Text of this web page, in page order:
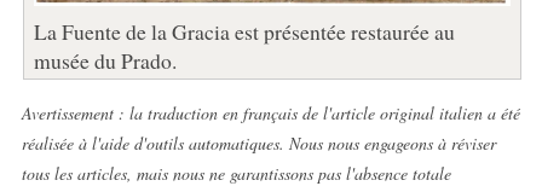
La Fuente de la Gracia est présentée restaurée au
musée du Prado.
Avertissement : la traduction en français de l'article original italien a été
réalisée à l'aide d'outils automatiques. Nous nous engageons à réviser
tous les articles, mais nous ne garantissons pas l'absence totale